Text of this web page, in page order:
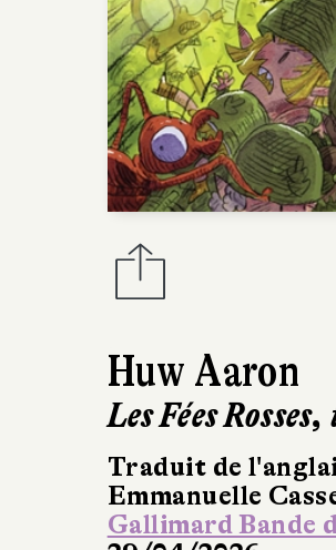
Huw Aaron
Les Fées
Traduit de
Emmanuelle
Gallimard Bande